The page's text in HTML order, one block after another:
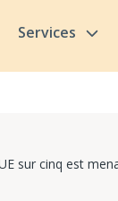
Services
sur cinq est